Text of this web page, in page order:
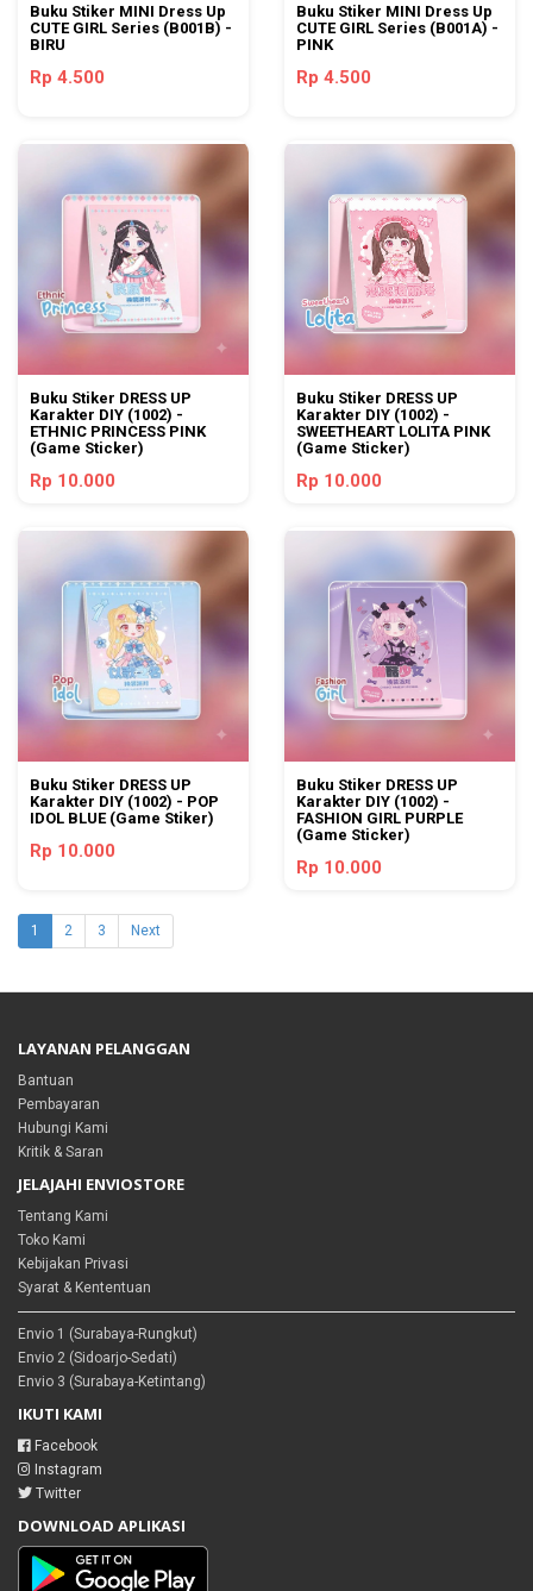
Buku Stiker MINI Dress Up
CUTE GIRL Series (B001B) -
BIRU
Rp 4.500
Buku Stiker MINI Dress Up
CUTE GIRL Series (B001A) -
PINK
Rp 4.500
Buku Stiker DRESS UP
Karakter DIY (1002) -
ETHNIC PRINCESS PINK
(Game Sticker)
Rp 10.000
Buku Stiker DRESS UP
Karakter DIY (1002) -
SWEETHEART LOLITA PINK
(Game Sticker)
Rp 10.000
Buku Stiker DRESS UP
Karakter DIY (1002) - POP
IDOL BLUE (Game Stiker)
Rp 10.000
Buku Stiker DRESS UP
Karakter DIY (1002) -
FASHION GIRL PURPLE
(Game Sticker)
Rp 10.000
1 2 3 Next
LAYANAN PELANGGAN
Bantuan
Pembayaran
Hubungi Kami
Kritik & Saran
JELAJAHI ENVIOSTORE
Tentang Kami
Toko Kami
Kebijakan Privasi
Syarat & Kententuan
Envio 1 (Surabaya-Rungkut)
Envio 2 (Sidoarjo-Sedati)
Envio 3 (Surabaya-Ketintang)
IKUTI KAMI
Facebook
Instagram
Twitter
DOWNLOAD APLIKASI